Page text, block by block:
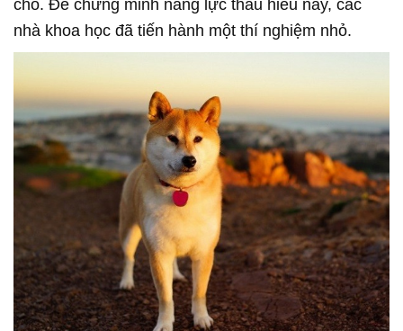
chó. Để chứng minh năng lực thấu hiểu này, các
nhà khoa học đã tiến hành một thí nghiệm nhỏ.